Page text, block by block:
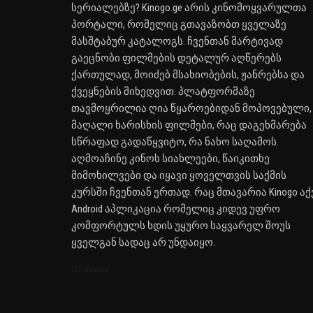
სერიალებზე? Kinogo.ge არის კინომოყვარულთა
პორტალი, რომელიც გთავაზობთ ყველაზე
მასშტაბურ კატალოგს. ჩვენთან მარტივად
გაეცნობი ფილმების დეტალურ აღწერებს
ქართულად, მოიძებ მსახიობების, ჟანრებსა და
ქვეყნების მიხედვით. პლატფორმაზე
თავმოყრილია ღია წყაროებიდან მოპოვებული,
მაღალი ხარისხის ფილმები, რაც დაგეხმარება
სწრაფად გადაწყვიტო, რა ნახო საღამოს.
აღმოაჩინე კინოს სიახლეები, წაიკითხე
მიმოხილვები და იყავი ყოველთვის საქმის
კურსში ჩვენთან ერთად. რაც მთავარია Kinogo
Android აპლიკაცია რომელიც კიდევ უფრო
კომფორტულს ხდის უყურო საყვარელ შოუს
ყველგან სადაც არ უნდაიყო.